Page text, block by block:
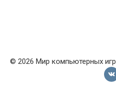
© 2026 Мир компьютерных игр